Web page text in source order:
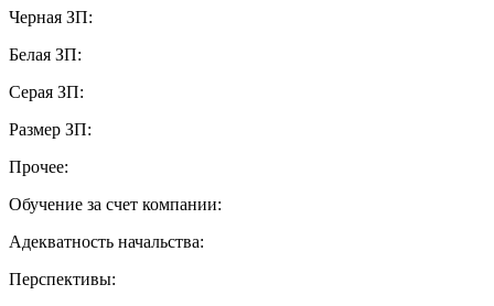
Черная ЗП:
Белая ЗП:
Серая ЗП:
Размер ЗП:
Прочее:
Обучение за счет компании:
Адекватность начальства:
Перспективы: